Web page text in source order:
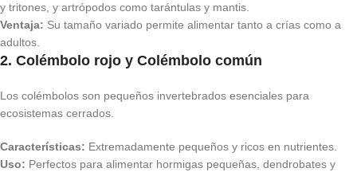
y tritones, y artrópodos como tarántulas y mantis.
Ventaja: Su tamaño variado permite alimentar tanto a crías como a
adultos.
2. Colémbolo rojo y Colémbolo común
Los colémbolos son pequeños invertebrados esenciales para
ecosistemas cerrados.
Características: Extremadamente pequeños y ricos en nutrientes.
Uso: Perfectos para alimentar hormigas pequeñas, dendrobates y